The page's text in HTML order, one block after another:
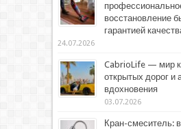
восстановление
гарантией
24.07.2026
CabrioLife — мир
открытых дорог и
вдохновения
03.07.2026
Кран-смеситель: